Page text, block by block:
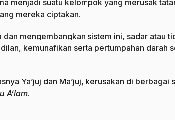
menjadi suatu kelompok yang merusak
mereka ciptakan.
dan mengembangkan sistem ini, sadar atau
kemunafikan serta pertumpahan darah
Ya’juj dan Ma’juj, kerusakan di
A’lam.